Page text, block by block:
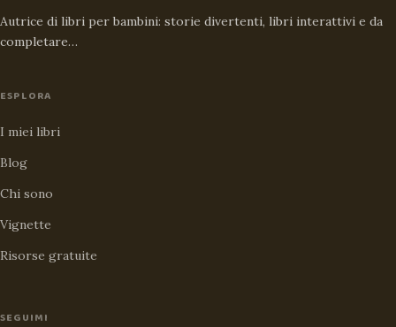
Autrice di libri per bambini: storie divertenti, libri interattivi e da
completare…
ESPLORA
I miei libri
Blog
Chi sono
Vignette
Risorse gratuite
SEGUIMI